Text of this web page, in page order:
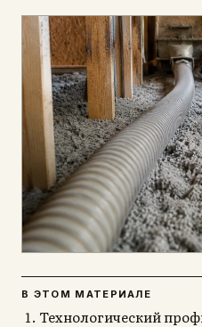
В ЭТОМ МАТЕРИАЛЕ
Технологический